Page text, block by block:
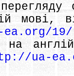
мові,
19/
на
ua-